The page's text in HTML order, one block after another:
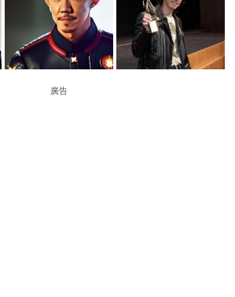
廣告